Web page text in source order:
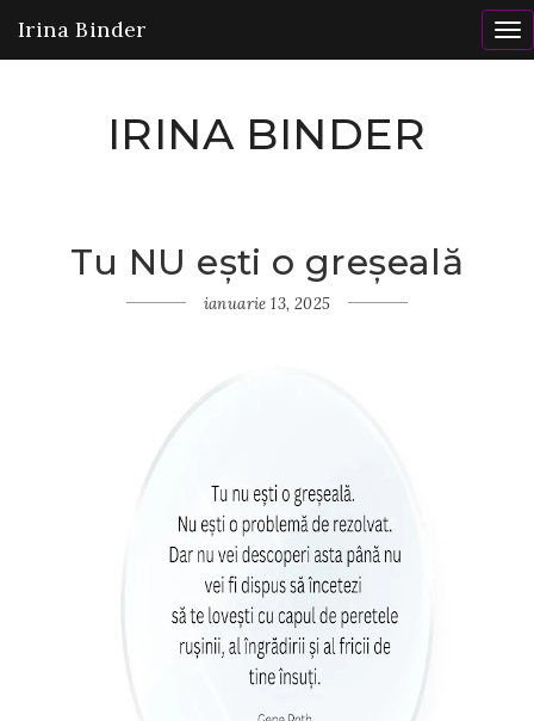
Irina Binder
IRINA BINDER
Tu NU ești o greșeală
ianuarie 13, 2025